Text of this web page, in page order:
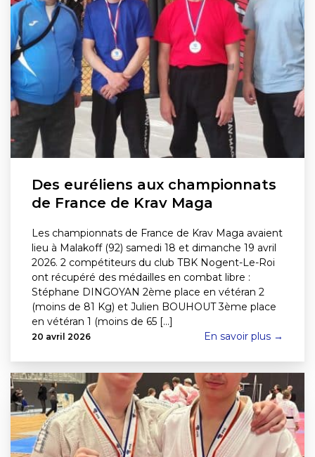
Des euréliens aux championnats
de France de Krav Maga
Les championnats de France de Krav Maga avaient
lieu à Malakoff (92) samedi 18 et dimanche 19 avril
2026. 2 compétiteurs du club TBK Nogent-Le-Roi
ont récupéré des médailles en combat libre :
Stéphane DINGOYAN 2ème place en vétéran 2
(moins de 81 Kg) et Julien BOUHOUT 3ème place
en vétéran 1 (moins de 65 [...]
20 avril 2026 En savoir plus →